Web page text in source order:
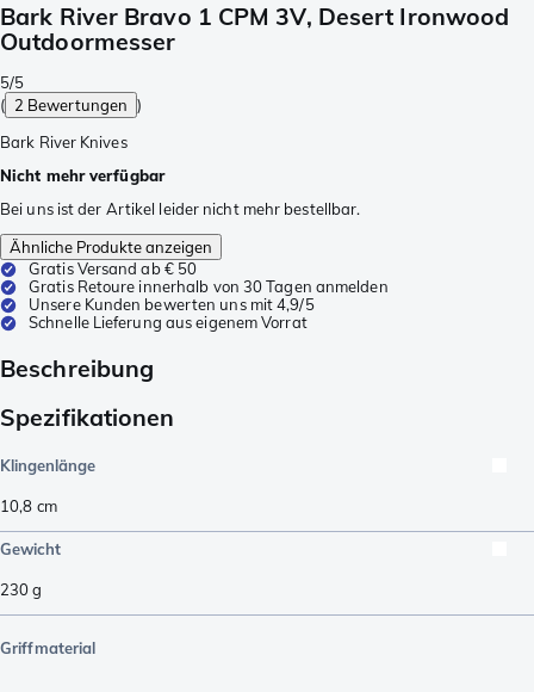
Bark River Bravo 1 CPM 3V, Desert Ironwood
Outdoormesser
5/5
( 2 Bewertungen )
Bark River Knives
Nicht mehr verfügbar
Bei uns ist der Artikel leider nicht mehr bestellbar.
Ähnliche Produkte anzeigen
Gratis Versand ab € 50
Gratis Retoure innerhalb von 30 Tagen anmelden
Unsere Kunden bewerten uns mit 4,9/5
Schnelle Lieferung aus eigenem Vorrat
Beschreibung
Spezifikationen
Klingenlänge
10,8 cm
Gewicht
230g
Griffmaterial